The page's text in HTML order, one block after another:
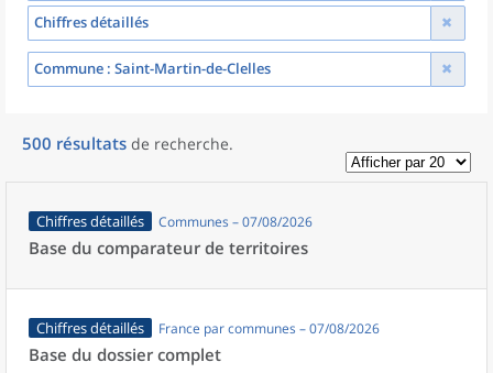
Chiffres détaillés
Commune : Saint-Martin-de-Clelles
500 résultats de recherche.
Chiffres détaillés Communes – 07/08/2026
Base du comparateur de territoires
Chiffres détaillés France par communes – 07/08/2026
Base du dossier complet